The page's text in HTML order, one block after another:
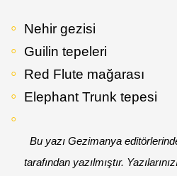
Nehir gezisi
Guilin tepeleri
Red Flute mağarası
Elephant Trunk tepesi
Bu yazı Gezimanya
tarafından yazılmıştır.